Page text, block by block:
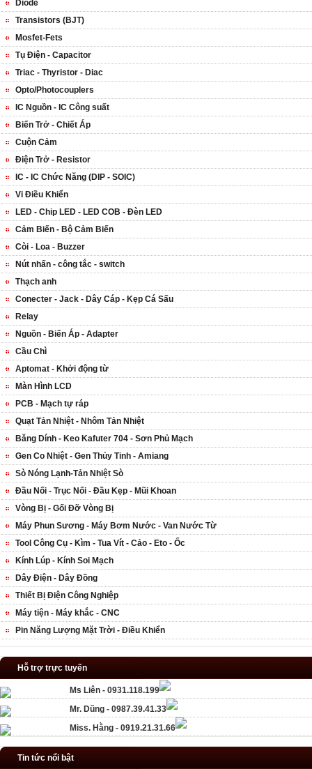
Diode
Transistors (BJT)
Mosfet-Fets
Tụ Điện - Capacitor
Triac - Thyristor - Diac
Opto/Photocouplers
IC Nguồn - IC Công suất
Biến Trở - Chiết Áp
Cuộn Cảm
Điện Trở - Resistor
IC - IC Chức Năng (DIP - SOIC)
Vi Điều Khiển
LED - Chip LED - LED COB - Đèn LED
Cảm Biến - Bộ Cảm Biến
Còi - Loa - Buzzer
Nút nhấn - công tắc - switch
Thạch anh
Conecter - Jack - Dây Cáp - Kẹp Cá Sấu
Relay
Nguồn - Biến Áp - Adapter
Cầu Chì
Aptomat - Khởi động từ
Màn Hình LCD
PCB - Mạch tự ráp
Quạt Tản Nhiệt - Nhôm Tản Nhiệt
Băng Dính - Keo Kafuter 704 - Sơn Phủ Mạch
Gen Co Nhiệt - Gen Thủy Tinh - Amiang
Sò Nóng Lạnh-Tản Nhiệt Sò
Đầu Nối - Trục Nối - Đầu Kẹp - Mũi Khoan
Vòng Bị - Gối Đỡ Vòng Bị
Máy Phun Sương - Máy Bơm Nước - Van Nước Từ
Tool Công Cụ - Kìm - Tua Vít - Cảo - Eto - Ốc
Kính Lúp - Kính Soi Mạch
Dây Điện - Dây Đồng
Thiết Bị Điện Công Nghiệp
Máy tiện - Máy khắc - CNC
Pin Năng Lượng Mặt Trời - Điều Khiển
Hỗ trợ trực tuyến
Ms Liên - 0931.118.199
Mr. Dũng - 0987.39.41.33
Miss. Hằng - 0919.21.31.66
Tin tức nổi bật